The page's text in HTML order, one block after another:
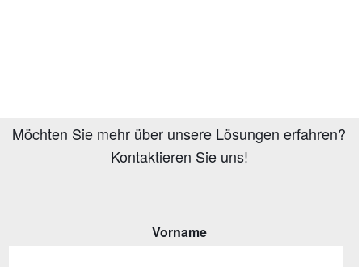
Möchten Sie mehr über unsere Lösungen erfahren?
Kontaktieren Sie uns!
Vorname